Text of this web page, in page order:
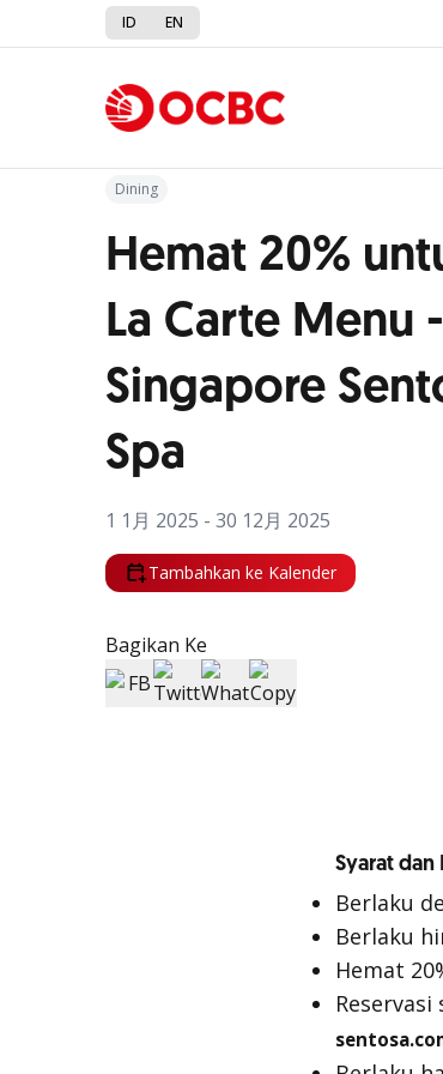
ID EN
Kembali ke Promo
Dining
Hemat 20%
La Carte Menu
Singapore
Spa
1 1月 2025 - 30 12月 2025
Tambahkan ke Kalender
Bagikan Ke
Syarat dan
Berlaku
Berlaku
Hemat